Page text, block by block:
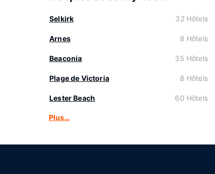
Selkirk 32 Hôtels
Arnes 8 Hôtels
Beaconia 35 Hôtels
Plage de Victoria 8 Hôtels
Lester Beach 60 Hôtels
Plus…